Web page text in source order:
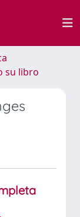
su libro